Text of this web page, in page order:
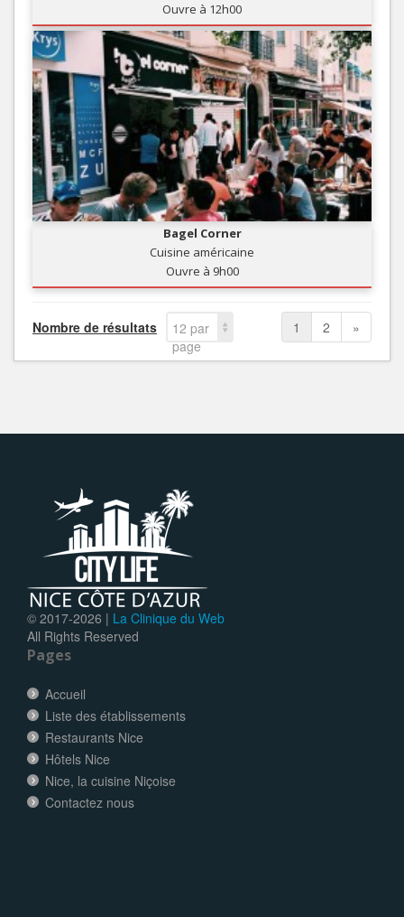
Ouvre à 12h00
Bagel Corner
Cuisine américaine
Ouvre à 9h00
Nombre de résultats
12 par
page
1 2 »
© 2017-2026 | La Clinique du Web
All Rights Reserved
Pages
Accueil
Liste des établissements
Restaurants Nice
Hôtels Nice
Nice, la cuisine Niçoise
Contactez nous